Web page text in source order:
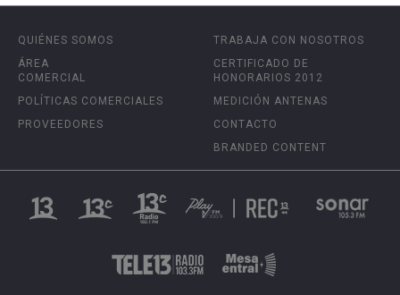
QUIÉNES SOMOS
ÁREA
COMERCIAL
POLÍTICAS COMERCIALES
PROVEEDORES
TRABAJA CON NOSOTROS
CERTIFICADO DE
HONORARIOS 2012
MEDICIÓN ANTENAS
CONTACTO
BRANDED CONTENT